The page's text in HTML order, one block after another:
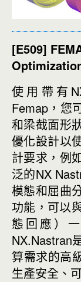
[E509]
使用帶有
Femap，您
和梁截面形
優化設計以
計要求，例
泛的NX
模態和屈曲
功能，可以
態回應）
NX.Nastran
算需求的高
生產安全、